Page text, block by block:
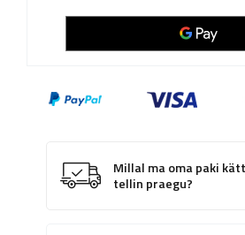
Millal ma oma paki
tellin praegu?